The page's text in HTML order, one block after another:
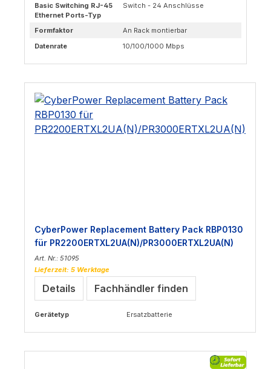
Basic Switching RJ-45
Ethernet Ports-Typ
Switch - 24 Anschlüsse
Formfaktor
An Rack montierbar
Datenrate
10/100/1000 Mbps
CyberPower Replacement Battery Pack RBP0130
für PR2200ERTXL2UA(N)/PR3000ERTXL2UA(N)
Art. Nr.: 51095
Lieferzeit: 5 Werktage
Details Fachhändler finden
Gerätetyp Ersatzbatterie